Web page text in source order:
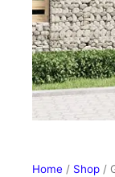
Home / Shop /